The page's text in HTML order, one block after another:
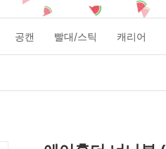
공캔 빨대/스틱 캐리어